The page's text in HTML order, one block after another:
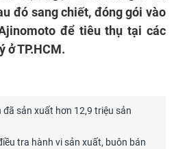
đó sang chiết, đóng gói vào
để tiêu thụ tại các
ở TP.HCM.
đã sản xuất hơn 12,9 triệu sản
tra hành vi sản xuất, buôn bán